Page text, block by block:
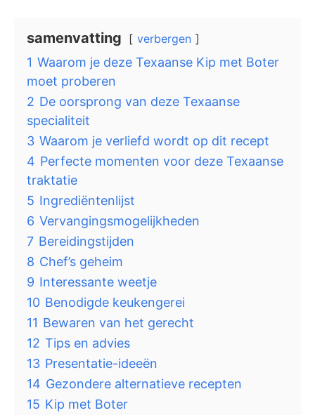
samenvatting verbergen
1 Waarom je deze Texaanse Kip met Boter
moet proberen
2 De oorsprong van deze Texaanse
specialiteit
3 Waarom je verliefd wordt op dit recept
4 Perfecte momenten voor deze Texaanse
traktatie
5 Ingrediëntenlijst
6 Vervangingsmogelijkheden
7 Bereidingstijden
8 Chef’s geheim
9 Interessante weetje
10 Benodigde keukengerei
11 Bewaren van het gerecht
12 Tips en advies
13 Presentatie-ideeën
14 Gezondere alternatieve recepten
15 Kip met Boter